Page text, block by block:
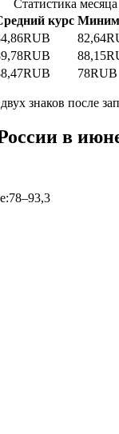
Статистика месяца
курс
RUB 82,64
RUB 88,15
RUB 78RUB
знаков после
в
:78–93,3